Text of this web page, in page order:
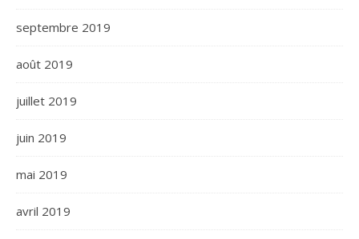
septembre 2019
août 2019
juillet 2019
juin 2019
mai 2019
avril 2019